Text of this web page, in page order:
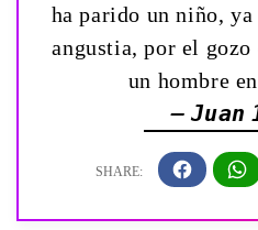
ha parido un niño, ya
angustia, por el gozo
un hombre
— Juan